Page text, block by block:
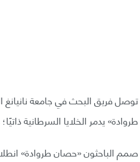
توصل فريق البحث في جامعة نانيانغ
طروادة» يدمر الخلايا السرطانية